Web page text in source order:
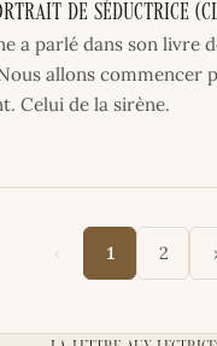
de séductrice
a parlé dans son livre
allons commencer
Celui de la sirène.
‹ 1 2